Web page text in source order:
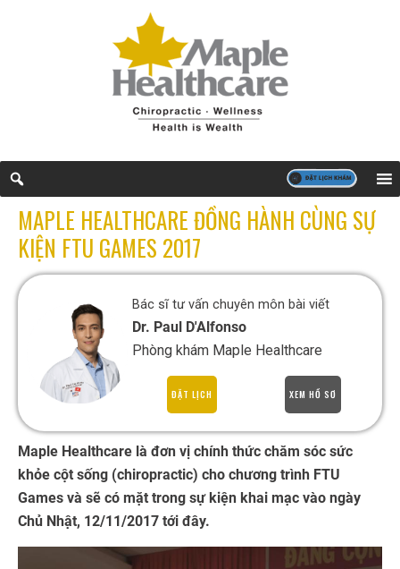
MAPLE HEALTHCARE ĐỒNG HÀNH CÙNG SỰ
KIỆN FTU GAMES 2017
Bác sĩ tư vấn chuyên môn bài viết
Dr. Paul D'Alfonso
Phòng khám Maple Healthcare
ĐẶT LỊCH XEM HỒ SƠ
Maple Healthcare là đơn vị chính thức chăm sóc sức
khỏe cột sống (chiropractic) cho chương trình FTU
Games và sẽ có mặt trong sự kiện khai mạc vào ngày
Chủ Nhật, 12/11/2017 tới đây.